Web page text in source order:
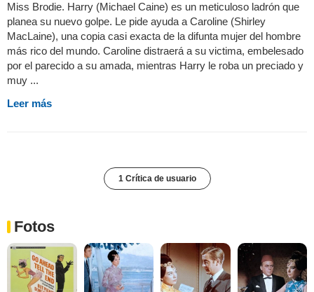
Miss Brodie. Harry (Michael Caine) es un meticuloso ladrón que
planea su nuevo golpe. Le pide ayuda a Caroline (Shirley
MacLaine), una copia casi exacta de la difunta mujer del hombre
más rico del mundo. Caroline distraerá a su victima, embelesado
por el parecido a su amada, mientras Harry le roba un preciado y
muy ...
Leer más
1 Crítica de usuario
Fotos